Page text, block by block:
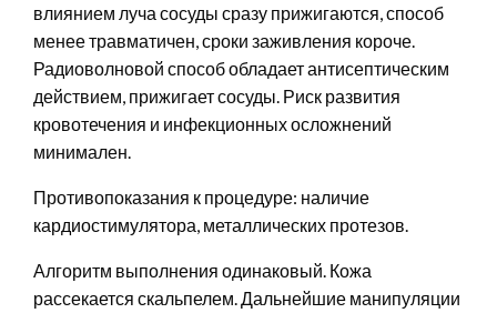
влиянием луча сосуды сразу прижигаются, способ
менее травматичен, сроки заживления короче.
Радиоволновой способ обладает антисептическим
действием, прижигает сосуды. Риск развития
кровотечения и инфекционных осложнений
минимален.
Противопоказания к процедуре: наличие
кардиостимулятора, металлических протезов.
Алгоритм выполнения одинаковый. Кожа
рассекается скальпелем. Дальнейшие манипуляции